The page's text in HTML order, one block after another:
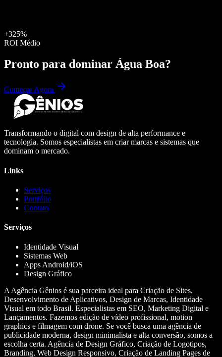
+325%
ROI Médio
Pronto para dominar Água Boa?
Começar Agora
Transformando o digital com design de alta performance e
tecnologia. Somos especialistas em criar marcas e sistemas que
dominam o mercado.
Links
Serviços
Portfólio
Contato
Serviços
Identidade Visual
Sistemas Web
Apps Android/iOS
Design Gráfico
A Agência Gênios é sua parceira ideal para Criação de Sites,
Desenvolvimento de Aplicativos, Design de Marcas, Identidade
Visual em todo Brasil. Especialistas em SEO, Marketing Digital e
Lançamentos. Fazemos edição de vídeo profissional, motion
graphics e filmagem com drone. Se você busca uma agência de
publicidade moderna, design minimalista e alta conversão, somos a
escolha certa. Agência de Design Gráfico, Criação de Logotipos,
Branding, Web Design Responsivo, Criação de Landing Pages de